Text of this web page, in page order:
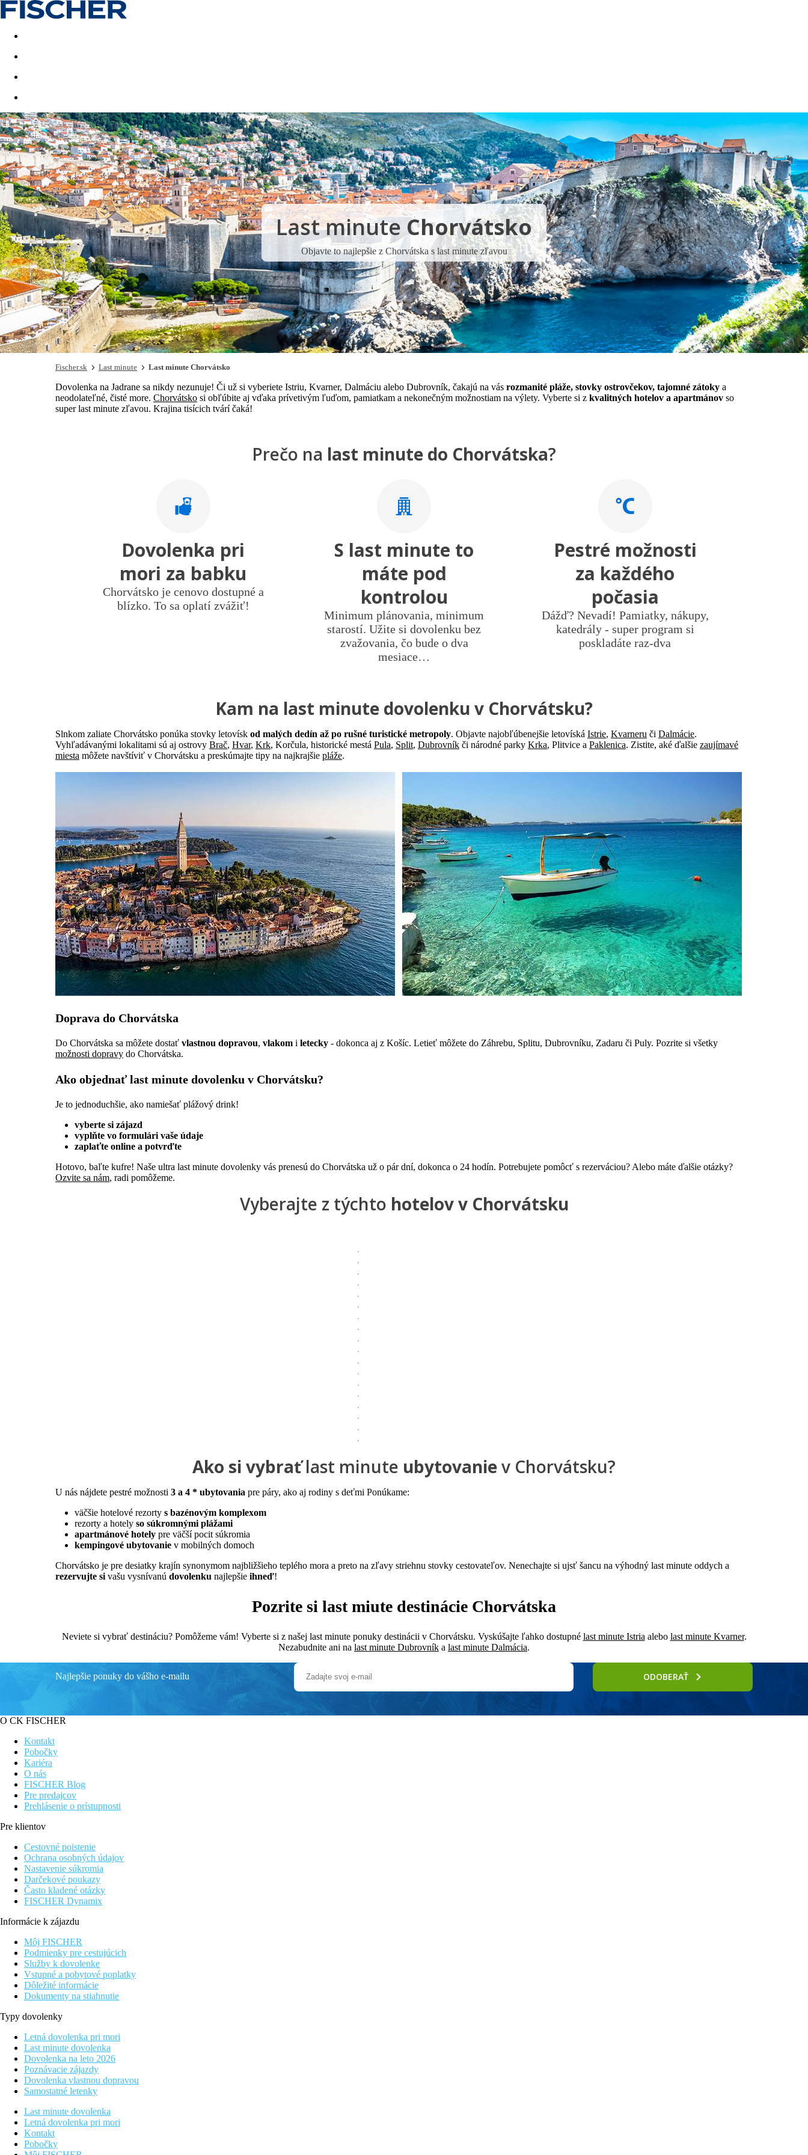
Last minute Dovolenkové kluby
Last minuteChorvátsko
Objavte to najlepšie z Chorvátska s last minute zľavou
Fischer.sk Last minute Last minute Chorvátsko
Dovolenka na Jadrane sa nikdy nezunuje! Či už si vyberiete Istriu, Kvarner, Dalmáciu alebo Dubrovník, čakajú na vás rozmanité pláže, stovky ostrovčekov, tajomné zátoky a
neodolateľné, čisté more. Chorvátsko si obľúbite aj vďaka prívetivým ľuďom, pamiatkam a nekonečným možnostiam na výlety. Vyberte si z kvalitných hotelov a apartmánov so
super last minute zľavou. Krajina tisícich tvárí čaká!
Prečo na last minute do Chorvátska?
Dovolenka pri
mori za babku
Chorvátsko je cenovo dostupné a
blízko. To sa oplatí zvážiť!
S last minute to
máte pod
kontrolou
Minimum plánovania, minimum
starostí. Užite si dovolenku bez
zvažovania, čo bude o dva
mesiace…
Pestré možnosti
za každého
počasia
Dážď? Nevadí! Pamiatky, nákupy,
katedrály - super program si
poskladáte raz-dva
Kam na last minute dovolenku v Chorvátsku?
Slnkom zaliate Chorvátsko ponúka stovky letovísk od malých dedín až po rušné turistické metropoly. Objavte najobľúbenejšie letovíská Istrie, Kvarneru či Dalmácie.
Vyhľadávanými lokalitami sú aj ostrovy Brač, Hvar, Krk, Korčula, historické mestá Pula, Split, Dubrovník či národné parky Krka, Plitvice a Paklenica. Zistite, aké ďalšie zaujímavé
miesta môžete navštíviť v Chorvátsku a preskúmajte tipy na najkrajšie pláže.
Doprava do Chorvátska
Do Chorvátska sa môžete dostať vlastnou dopravou, vlakom i letecky - dokonca aj z Košíc. Letieť môžete do Záhrebu, Splitu, Dubrovníku, Zadaru či Puly. Pozrite si všetky
možnosti dopravy do Chorvátska.
Ako objednať last minute dovolenku v Chorvátsku?
Je to jednoduchšie, ako namiešať plážový drink!
vyberte si zájazd
vyplňte vo formulári vaše údaje
zaplaťte online a potvrďte
Hotovo, baľte kufre! Naše ultra last minute dovolenky vás prenesú do Chorvátska už o pár dní, dokonca o 24 hodín. Potrebujete pomôcť s rezerváciou? Alebo máte ďalšie otázky?
Ozvite sa nám, radi pomôžeme.
Vyberajte z týchto hotelov v Chorvátsku
Ako si vybraťlast minute ubytovaniev Chorvátsku?
U nás nájdete pestré možnosti 3 a 4 * ubytovania pre páry, ako aj rodiny s deťmi Ponúkame:
väčšie hotelové rezorty s bazénovým komplexom
rezorty a hotely so súkromnými plážami
apartmánové hotely pre väčší pocit súkromia
kempingové ubytovanie v mobilných domoch
Chorvátsko je pre desiatky krajín synonymom najbližšieho teplého mora a preto na zľavy striehnu stovky cestovateľov. Nenechajte si ujsť šancu na výhodný last minute oddych a
rezervujte si vašu vysnívanú dovolenku najlepšie ihneď!
Pozrite si last miute destinácie Chorvátska
Neviete si vybrať destináciu? Pomôžeme vám! Vyberte si z našej last minute ponuky destinácii v Chorvátsku. Vyskúšajte ľahko dostupné last minute Istria alebo last minute Kvarner.
Nezabudnite ani na last minute Dubrovník a last minute Dalmácia.
Najlepšie ponuky do vášho e-mailu ODOBERAŤ
O CK FISCHER
Kontakt
Pobočky
Kariéra
O nás
FISCHER Blog
Pre predajcov
Prehlásenie o prístupnosti
Pre klientov
Cestovné poistenie
Ochrana osobných údajov
Nastavenie súkromia
Darčekové poukazy
Často kladené otázky
FISCHER Dynamix
Informácie k zájazdu
Môj FISCHER
Podmienky pre cestujúcich
Služby k dovolenke
Vstupné a pobytové poplatky
Dôležité informácie
Dokumenty na stiahnutie
Typy dovolenky
Letná dovolenka pri mori
Last minute dovolenka
Dovolenka na leto 2026
Poznávacie zájazdy
Dovolenka vlastnou dopravou
Samostatné letenky
Last minute dovolenka
Letná dovolenka pri mori
Kontakt
Pobočky